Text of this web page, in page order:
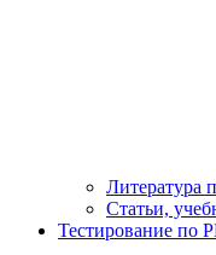
Литература
Статьи,
Тестирование по